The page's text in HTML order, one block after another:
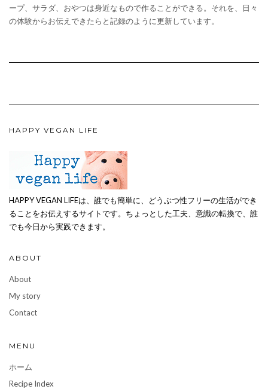
ープ、サラダ、おやつは身近なもので作ることができる。それを、日々
の体験からお伝えできたらと記録のように更新しています。
HAPPY VEGAN LIFE
HAPPY VEGAN LIFEは、誰でも簡単に、どうぶつ性フリーの生活ができ
ることをお伝えするサイトです。ちょっとした工夫、意識の転換で、誰
でも今日から実践できます。
ABOUT
About
My story
Contact
MENU
ホーム
Recipe Index